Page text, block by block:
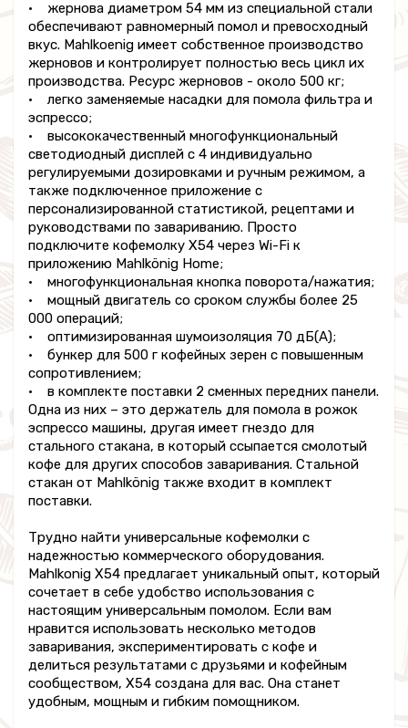
• жернова диаметром 54 мм из специальной стали
обеспечивают равномерный помол и превосходный
вкус. Mahlkoenig имеет собственное производство
жерновов и контролирует полностью весь цикл их
производства. Ресурс жерновов - около 500 кг;
• легко заменяемые насадки для помола фильтра и
эспрессо;
• высококачественный многофункциональный
светодиодный дисплей с 4 индивидуально
регулируемыми дозировками и ручным режимом, а
также подключенное приложение с
персонализированной статистикой, рецептами и
руководствами по завариванию. Просто
подключите кофемолку X54 через Wi-Fi к
приложению Mahlkönig Home;
• многофункциональная кнопка поворота/нажатия;
• мощный двигатель со сроком службы более 25
000 операций;
• оптимизированная шумоизоляция 70 дБ(А);
• бункер для 500 г кофейных зерен с повышенным
сопротивлением;
• в комплекте поставки 2 сменных передних панели.
Одна из них – это держатель для помола в рожок
эспрессо машины, другая имеет гнездо для
стального стакана, в который ссыпается смолотый
кофе для других способов заваривания. Стальной
стакан от Mahlkönig также входит в комплект
поставки.
Трудно найти универсальные кофемолки с
надежностью коммерческого оборудования.
Mahlkonig X54 предлагает уникальный опыт, который
сочетает в себе удобство использования с
настоящим универсальным помолом. Если вам
нравится использовать несколько методов
заваривания, экспериментировать с кофе и
делиться результатами с друзьями и кофейным
сообществом, X54 создана для вас. Она станет
удобным, мощным и гибким помощником.